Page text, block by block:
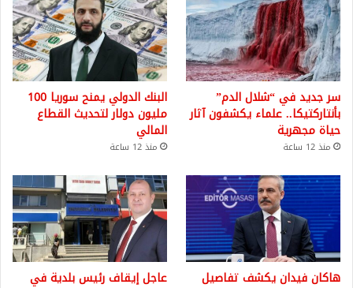
سر جديد في “شلال الدم”
بأنتاركتيكا.. علماء يكشفون آثار
حياة مجهرية
منذ 12 ساعة
البنك الدولي يمنح سوريا 100
مليون دولار لتحديث القطاع
المالي
منذ 12 ساعة
هاكان فيدان يكشف تفاصيل عاجل إيقاف رئيس بلدية في